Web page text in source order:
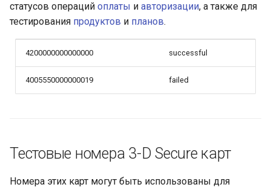
и
а
Тестовый режим
Коды ошибок
платежа
страницы
Перенаправление
клиента на страницу
магазина
Операция AFT
Операция OCT
Токенизация
Проверка
Запрос статуса
Провайдеры токенов
статусов операций оплаты и авторизации, а также для
тестирования продуктов и планов.
4200000000000000 successful
4005550000000019 failed
Тестовые номера 3-D Secure карт
Номера этих карт могут быть использованы для